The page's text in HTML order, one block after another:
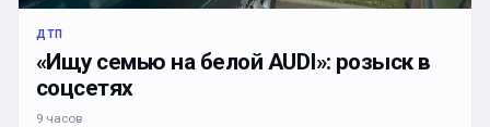
ДТП
«Ищу семью на белой AUDI»: розыск в
соцсетях
9 часов